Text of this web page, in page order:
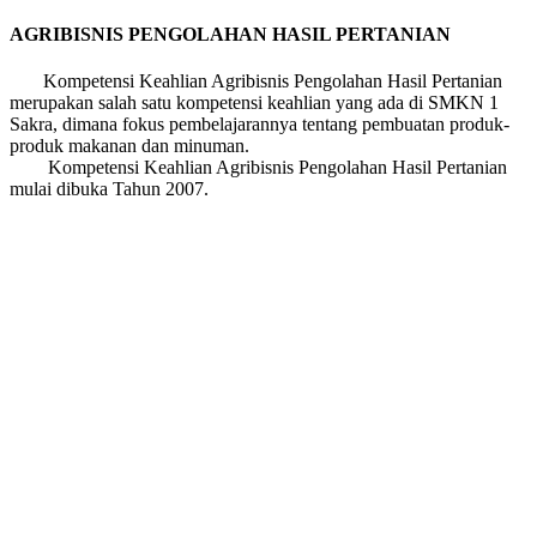
AGRIBISNIS PENGOLAHAN HASIL PERTANIAN
Kompetensi Keahlian Agribisnis Pengolahan Hasil Pertanian
merupakan salah satu kompetensi keahlian yang ada di SMKN 1
Sakra, dimana fokus pembelajarannya tentang pembuatan produk-
produk makanan dan minuman.
Kompetensi Keahlian Agribisnis Pengolahan Hasil Pertanian
mulai dibuka Tahun 2007.